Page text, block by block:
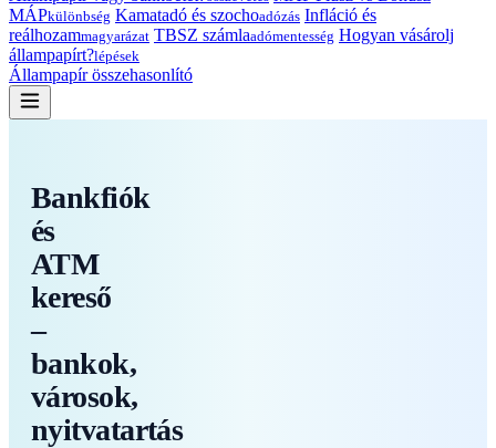
MÁPkülönbség Kamatadó és szochoadózás Infláció és
reálhozammagyarázat TBSZ számlaadómentesség Hogyan vásárolj
állampapírt?lépések
Állampapír összehasonlító
Bankfiók
és
ATM
kereső
–
bankok,
városok,
nyitvatartás